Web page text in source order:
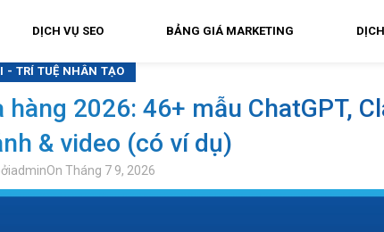
DỊCH VỤ SEO BẢNG GIÁ MARKETING
- TRÍ TUỆ NHÂN TẠO
2026: 46+ mẫu ChatGPT,
& video (có ví dụ)
adminOn Tháng 7 9, 2026